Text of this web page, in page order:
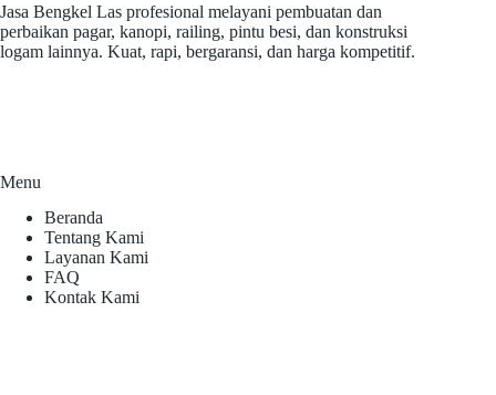
Jasa Bengkel Las profesional melayani pembuatan dan
perbaikan pagar, kanopi, railing, pintu besi, dan konstruksi
logam lainnya. Kuat, rapi, bergaransi, dan harga kompetitif.
Menu
Beranda
Tentang Kami
Layanan Kami
FAQ
Kontak Kami